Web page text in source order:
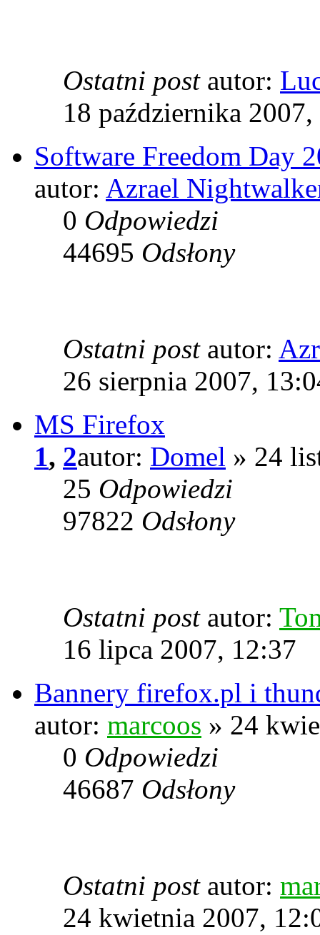
Ostatni post autor:
18 października
Software Freedom Day
autor: Azrael
0 Odpowiedzi
44695 Odsłony
Ostatni post autor:
26 sierpnia 2007,
MS Firefox
1, 2autor: Domel » 24
25 Odpowiedzi
97822 Odsłony
Ostatni post autor:
16 lipca 2007, 12:37
Bannery firefox.pl i
autor: marcoos » 24
0 Odpowiedzi
46687 Odsłony
Ostatni post autor:
24 kwietnia 2007,